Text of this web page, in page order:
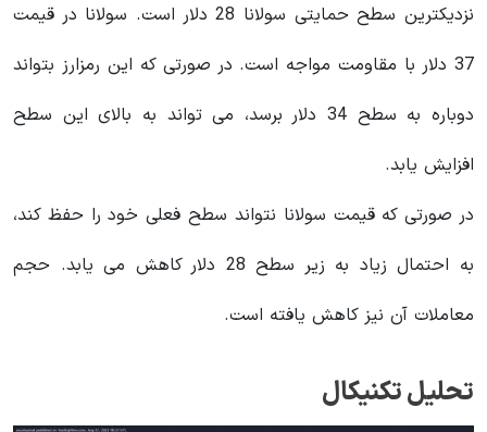
نزدیکترین سطح حمایتی سولانا 28 دلار است. سولانا در قیمت
37 دلار با مقاومت مواجه است. در صورتی که این رمزارز بتواند
دوباره به سطح 34 دلار برسد، می‌ تواند به بالای این سطح
افزایش یابد.
در صورتی که قیمت سولانا نتواند سطح فعلی خود را حفظ کند،
به احتمال زیاد به زیر سطح 28 دلار کاهش می یابد. حجم
معاملات آن نیز کاهش یافته است.
تحلیل تکنیکال